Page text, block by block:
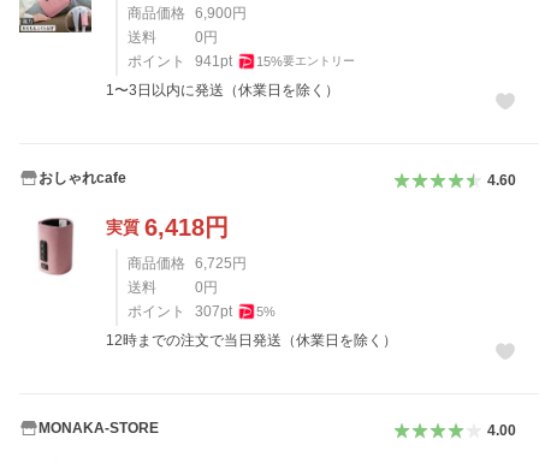
商品価格 6,900 円
送料
0 円
ポイント
941pt 15%要エントリー
1〜3日以内に発送（休業日を除く）
おしゃれcafe 4.60
実質 6,418円
商品価格 6,725 円
送料
0 円
ポイント
307pt 5%
12時までの注文で当日発送（休業日を除く）
MONAKA-STORE 4.00